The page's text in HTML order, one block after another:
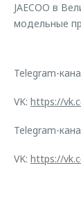
JAECOO в
модельные
Telegram-
VK: https://
Telegram-
VK: https://